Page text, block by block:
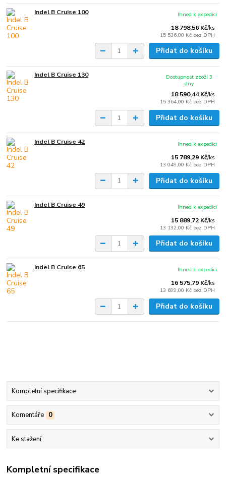
Indel B Cruise 100
18 798,56 Kč/ks
15 536,00 Kč bez DPH
Ihned k expedici
Přidat do košíku
Indel B Cruise 130
18 590,44 Kč/ks
15 364,00 Kč bez DPH
Dostupnost zboží 3
dny
Přidat do košíku
Indel B Cruise 42
15 789,29 Kč/ks
13 049,00 Kč bez DPH
Ihned k expedici
Přidat do košíku
Indel B Cruise 49
15 889,72 Kč/ks
13 132,00 Kč bez DPH
Ihned k expedici
Přidat do košíku
Indel B Cruise 65
16 575,79 Kč/ks
13 699,00 Kč bez DPH
Ihned k expedici
Přidat do košíku
Kompletní specifikace
Komentáře 0
Ke stažení
Kompletní specifikace